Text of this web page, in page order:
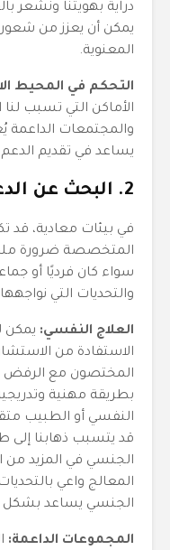
دراية بهويتنا ونشعر
يمكن أن يعزز من
المعنوية.
التحكم في المحيط
الأماكن التي تسبب
والمجتمعات الداعمة
يساعد في تقديم
2. البحث عن الدعم النفسي المتخصص
في بيئات معادية، قد
المتخصصة ضرورة
سواء كان فرديًا أو
والتحديات التي
العلاج النفسي: يمكن
الاستفادة من
المختصون مع الرفض
بطريقة مهنية
النفسي أو الطبيب
قد يتسبب ذهابنا إلى
الجنسي في المزيد من
المعالج واعي
الجنسي يساعد بشكل
المجموعات الداعمة: